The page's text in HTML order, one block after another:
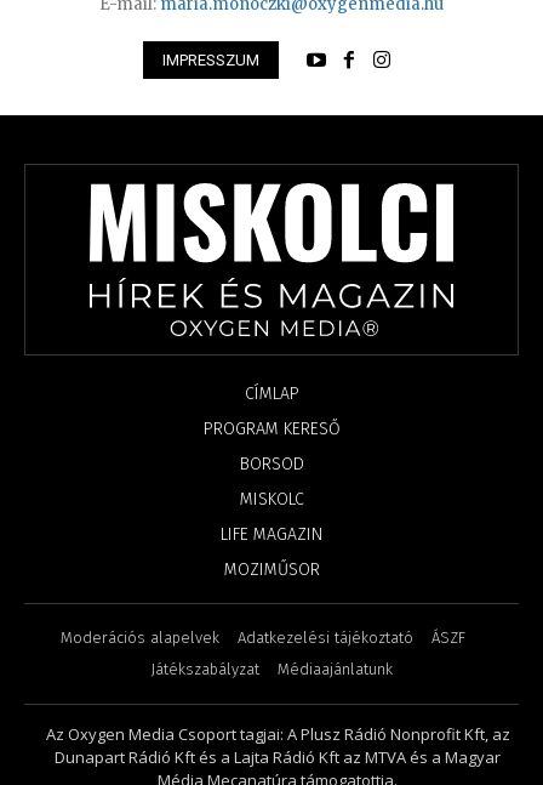
E-mail: maria.monoczki@oxygenmedia.hu
IMPRESSZUM
CÍMLAP
PROGRAM KERESŐ
BORSOD
MISKOLC
LIFE MAGAZIN
MOZIMŰSOR
Moderációs alapelvek Adatkezelési tájékoztató
ÁSZF
Játékszabályzat
Médiaajánlatunk
Az Oxygen Media Csoport tagjai: A Plusz Rádió Nonprofit Kft, az
Dunapart Rádió Kft és a Lajta Rádió Kft az MTVA és a Magyar
Média Mecanatúra támogatottja.